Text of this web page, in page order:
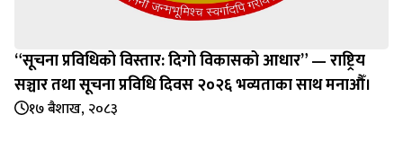
“सूचना प्रविधिको विस्तार: दिगो विकासको आधार” — राष्ट्रिय
सञ्चार तथा सूचना प्रविधि दिवस २०२६ भव्यताका साथ मनाऔँ।
१७ बैशाख, २०८३